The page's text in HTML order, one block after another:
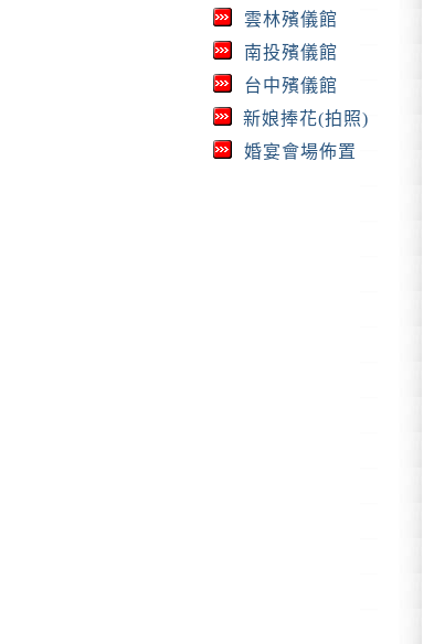
雲林殯儀館
南投殯儀館
台中殯儀館
新娘捧花(拍照)
婚宴會場佈置